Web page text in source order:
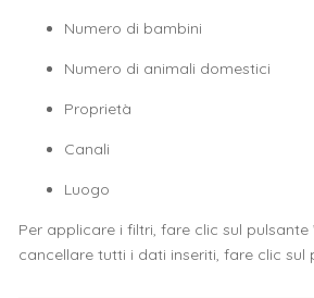
Numero di bambini
Numero di animali domestici
Proprietà
Canali
Luogo
Per applicare i filtri, fare clic sul pulsante
cancellare tutti i dati inseriti, fare clic sul